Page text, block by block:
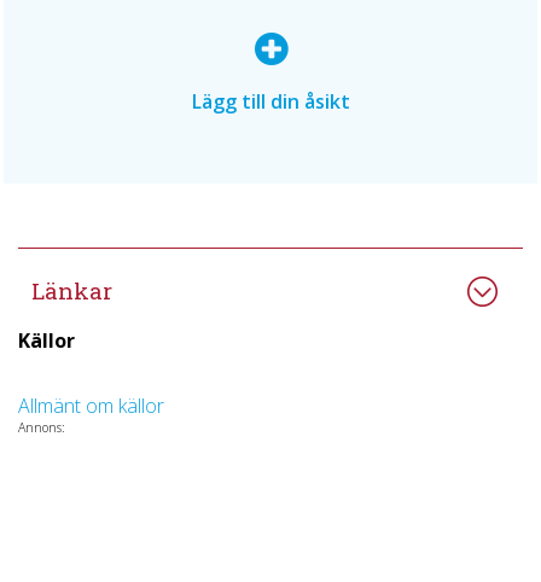
Lägg till din åsikt
Länkar
Källor
Allmänt om källor
Annons: